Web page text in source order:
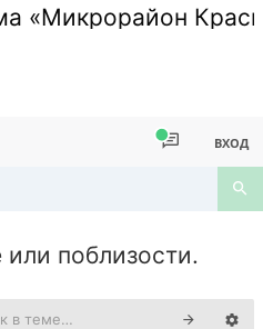
«Микрорайон
ВХОД
поблизости.